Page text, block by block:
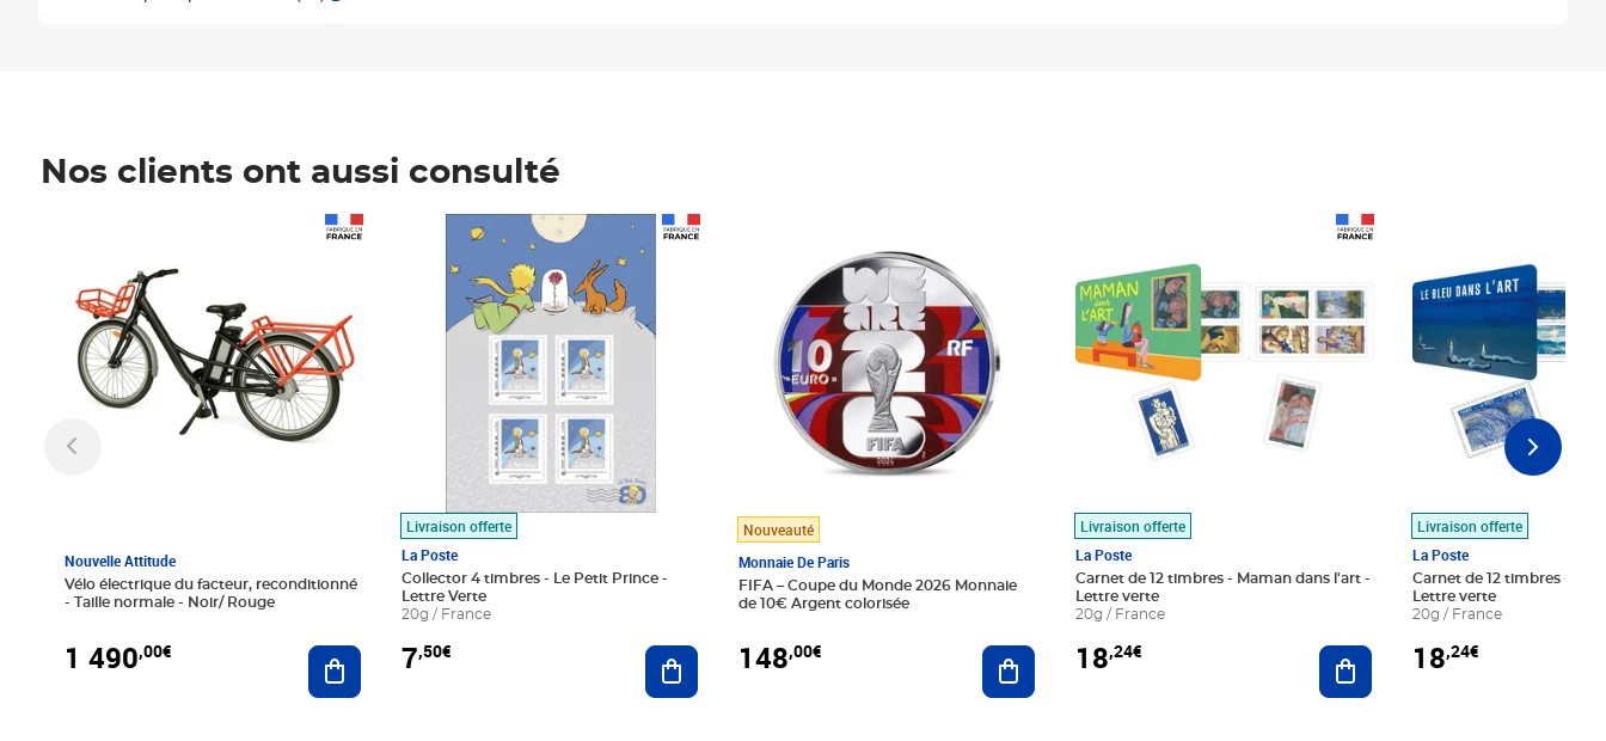
Nos clients ont aussi consulté
Nouvelle Attitude
Vélo électrique du facteur, reconditionné
- Taille normale - Noir/ Rouge
1 490,00€ Ajouter au panier
Livraison offerte
La Poste
Collector 4 timbres - Le Petit Prince -
Lettre Verte
20g / France
7,50€
Prix 7,50€
Ajouter au panier
Nouveauté
Monnaie De Paris
FIFA – Coupe du Monde 2026 Monnaie
de 10€ Argent colorisée
148,00€ Ajouter au panier
Livraison offerte
La Poste
Carnet de 12 timbres - Maman dans l'art -
Lettre verte
20g / France
18,24€ Ajouter au panier
Livraison offerte
La Poste
Carnet de 12 timbres - Le
Lettre verte
20g / France
18,24€